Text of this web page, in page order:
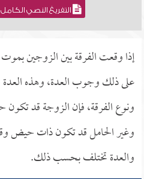
التفريغ النصي الكامل
إذا وقعت الفرقة بين الزوجين
على ذلك وجوب العدة، وهذه
ونوع الفرقة، فإن الزوجة قد
وغير الحامل قد تكون ذات حيض
والعدة تختلف بحسب ذلك.